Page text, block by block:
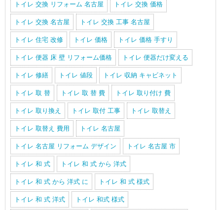
トイレ 交換 リフォーム 名古屋 トイレ 交換 価格
トイレ 交換 名古屋 トイレ 交換 工事 名古屋
トイレ 住宅 改修 トイレ 価格 トイレ 価格 手すり
トイレ 便器 床 壁 リフォーム価格 トイレ 便器だけ変える
トイレ 修繕 トイレ 値段 トイレ 収納 キャビネット
トイレ 取 替 トイレ 取 替 費 トイレ 取り付け 費
トイレ 取り換え トイレ 取付 工事 トイレ 取替え
トイレ 取替え 費用 トイレ 名古屋
トイレ 名古屋 リフォーム デザイン トイレ 名古屋 市
トイレ 和 式 トイレ 和 式 から 洋式
トイレ 和 式 から 洋式 に トイレ 和 式 様式
トイレ 和 式 洋式 トイレ 和式 様式